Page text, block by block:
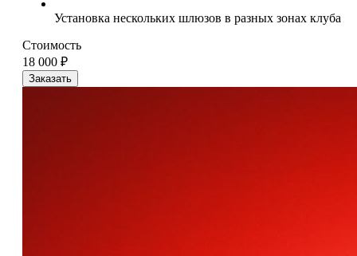
Установка нескольких шлюзов в разных зонах клуба
Стоимость
18 000 ₽
Заказать